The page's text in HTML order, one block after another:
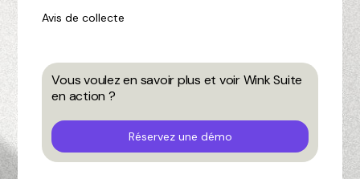
Avis de collecte
Vous voulez en savoir plus et voir Wink Suite
en action ?
Réservez une démo